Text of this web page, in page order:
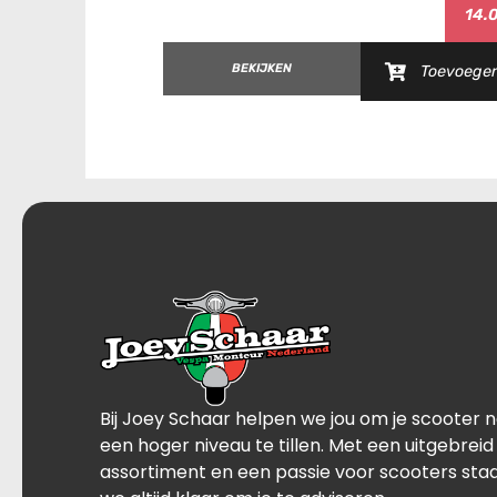
BEKIJKEN
Bij Joey Schaar helpen we jou om je scooter
een hoger niveau te tillen. Met een uitgebreid
assortiment en een passie voor scooters